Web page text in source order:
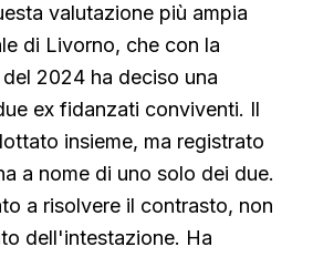
valutazione più ampia
di Livorno, che con la
2024 ha deciso una
ex fidanzati conviventi. Il
insieme, ma registrato
a nome di uno solo dei due.
a risolvere il contrasto, non
dell'intestazione. Ha